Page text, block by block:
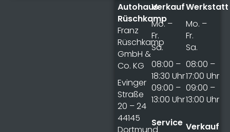
Autohaus
Rüschkamp
Franz
Rüschkamp
GmbH &
Co. KG
Evinger
Straße
20 – 24
44145
Dortmund
Verkauf
Mo. –
Fr.
Sa.
08:00 –
18:30 Uhr
09:00 –
13:00 Uhr
Service
Werkstatt
Mo. –
Fr.
Sa.
08:00 –
17:00 Uhr
09:00 –
13:00 Uhr
Verkauf